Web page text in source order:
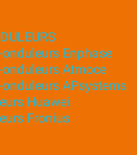
Enphase
Atmoce
APsystems
Huawei
Fronius